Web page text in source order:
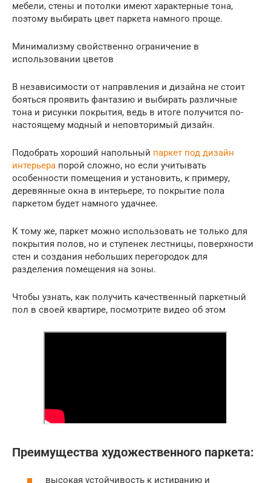
мебели, стены и потолки имеют характерные тона,
поэтому выбирать цвет паркета намного проще.
Минимализму свойственно ограничение в
использовании цветов
В независимости от направления и дизайна не стоит
бояться проявить фантазию и выбирать различные
тона и рисунки покрытия, ведь в итоге получится по-
настоящему модный и неповторимый дизайн.
Подобрать хороший напольный паркет под дизайн
интерьера порой сложно, но если учитывать
особенности помещения и установить, к примеру,
деревянные окна в интерьере, то покрытие пола
паркетом будет намного удачнее.
К тому же, паркет можно использовать не только для
покрытия полов, но и ступенек лестницы, поверхности
стен и создания небольших перегородок для
разделения помещения на зоны.
Чтобы узнать, как получить качественный паркетный
пол в своей квартире, посмотрите видео об этом
Преимущества художественного паркета:
высокая устойчивость к истиранию и